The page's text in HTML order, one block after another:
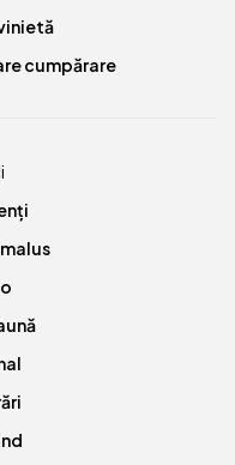
cumpărare